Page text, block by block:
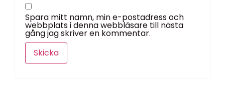
Spara mitt namn, min e-postadress och
webbplats i denna webbläsare till nästa
gång jag skriver en kommentar.